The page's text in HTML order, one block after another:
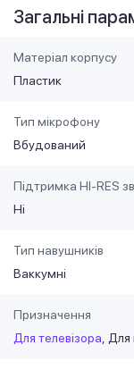
Загальні
Матеріал корпусу
Пластик
Тип мікрофону
Вбудований
Підтримка HI-RES
Ні
Тип навушників
Ваккумні
Призначення
Для телевізора
Для